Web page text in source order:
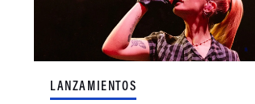
LANZAMIENTOS